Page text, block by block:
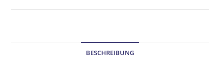
BESCHREIBUNG